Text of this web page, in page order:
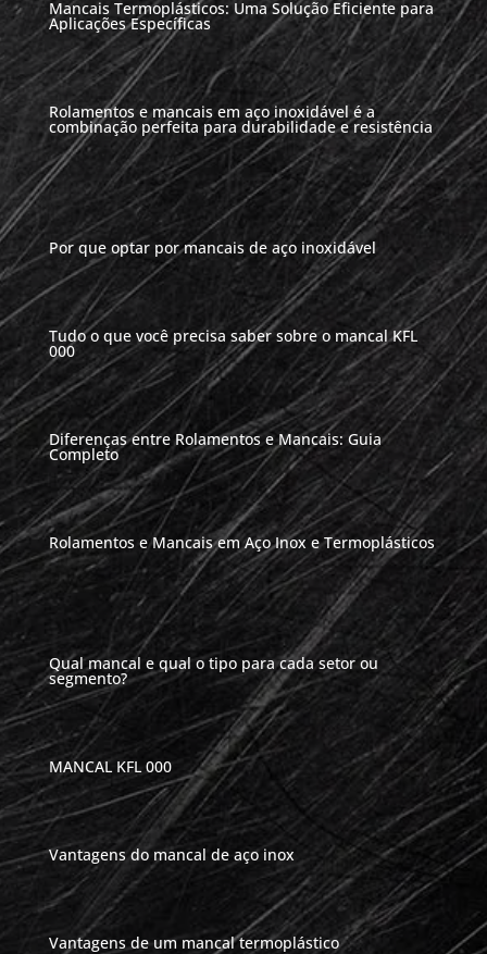
Mancais Termoplásticos: Uma Solução Eficiente para
Aplicações Específicas
Rolamentos e mancais em aço inoxidável é a
combinação perfeita para durabilidade e resistência
Por que optar por mancais de aço inoxidável
Tudo o que você precisa saber sobre o mancal KFL
000
Diferenças entre Rolamentos e Mancais: Guia
Completo
Rolamentos e Mancais em Aço Inox e Termoplásticos
Qual mancal e qual o tipo para cada setor ou
segmento?
MANCAL KFL 000
Vantagens do mancal de aço inox
Vantagens de um mancal termoplástico